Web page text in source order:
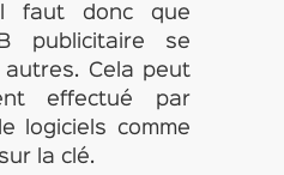
faut donc que
publicitaire se
Cela peut
effectué par
logiciels comme
la clé.